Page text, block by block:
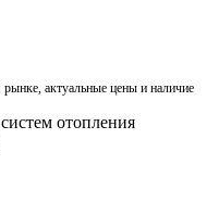
актуальные цены и наличие
отопления